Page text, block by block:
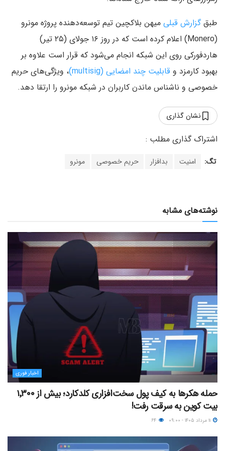
طبقگزارش قبلی میهن بلاکچین تیم توسعه‌دهنده پروژه مونرو
(Monero) اعلام کرده است که در روز ۱۶ جولای (۲۵ تیر)
هاردفورکی روی این شبکه انجام می‌شود که قرار است علاوه بر
بهبود کارمزد و قابلیت چند امضایی (multisig)
، ویژگی‌های حریم
خصوصی و ناشناس ماندن کاربران در شبکه مونرو را ارتقا دهد.
نشان گذاری
تگ: امنیت بدافزار حریم خصوصی مونرو
نوشته‌های مشابه
اخبار فوری
حمله هکرها به کیف پول سخت‌افزاری کلدکارد؛ بیش از ۱٬۳۰۰
بیت کوین به سرقت رفت!